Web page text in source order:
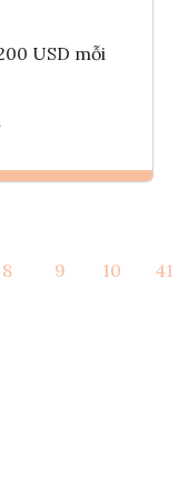
USD mỗi
8 9 10 41